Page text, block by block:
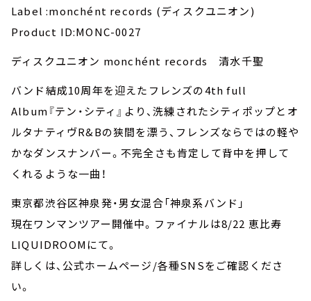
Label :monchént records (ディスクユニオン)
Product ID:MONC-0027
ディスクユニオン monchént records 清水千聖
バンド結成10周年を迎えたフレンズの4th full
Album『テン・シティ』より、洗練されたシティポップとオ
ルタナティヴR&Bの狭間を漂う、フレンズならではの軽や
かなダンスナンバー。不完全さも肯定して背中を押して
くれるような一曲！
東京都渋谷区神泉発・男女混合「神泉系バンド」
現在ワンマンツアー開催中。ファイナルは8/22 恵比寿
LIQUIDROOMにて。
詳しくは、公式ホームページ/各種SNSをご確認くださ
い。